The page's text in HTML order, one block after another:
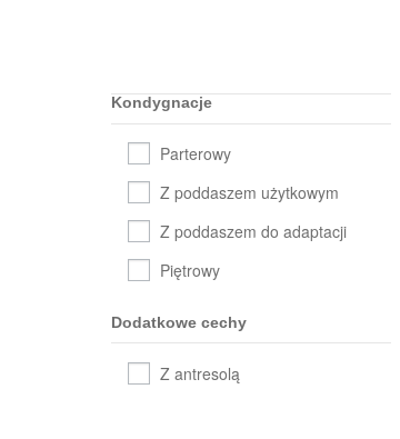
Kondygnacje
Parterowy
Piętrowy
Z poddaszem do adaptacji
Z poddaszem użytkowym
Dodatkowe cechy
Z antresolą